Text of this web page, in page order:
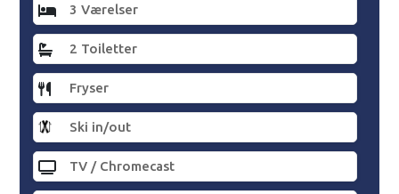
3 Værelser
2 Toiletter
Fryser
Ski in/out
TV / Chromecast